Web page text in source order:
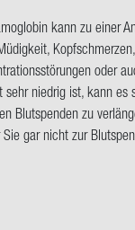
kann zu einer
oder
sehr nied­rig ist, kann es
Blut­spen­den zu
gar nicht zur